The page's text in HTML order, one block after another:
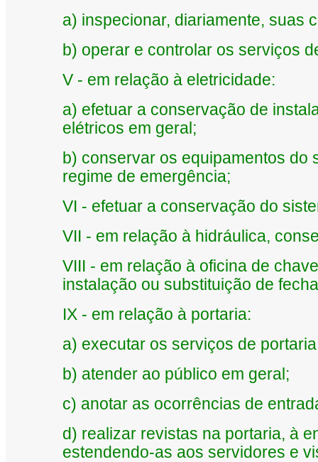
a) inspecionar, diariamente, suas
b) operar e controlar os serviços
V - em relação à eletricidade:
a) efetuar a conservação de
elétricos em geral;
b) conservar os equipamentos do
regime de emergência;
VI - efetuar a conservação do
VII - em relação à hidráulica,
VIII - em relação à oficina de
instalação ou substituição de
IX - em relação à portaria:
a) executar os serviços de
b) atender ao público em geral;
c) anotar as ocorrências de
d) realizar revistas na portaria, à
estendendo-as aos servidores e